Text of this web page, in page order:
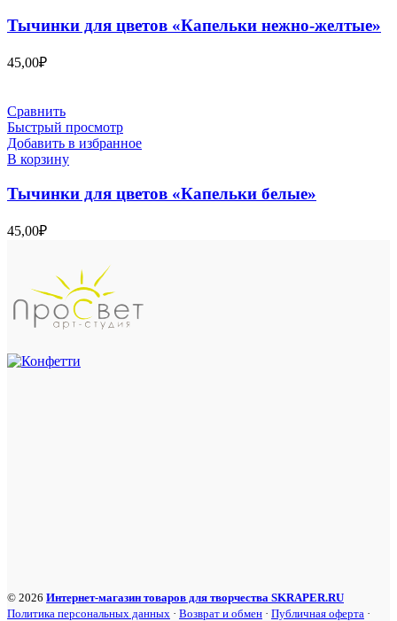
Тычинки для цветов «Капельки нежно-желтые»
45,00₽
Сравнить
Быстрый просмотр
Добавить в избранное
В корзину
Тычинки для цветов «Капельки белые»
45,00₽
© 2026 Интернет-магазин товаров для творчества SKRAPER.RU
Политика персональных данных · Возврат и обмен · Публичная оферта ·